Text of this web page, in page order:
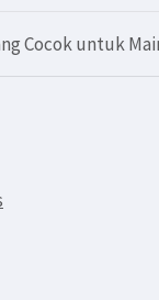
Cocok untuk